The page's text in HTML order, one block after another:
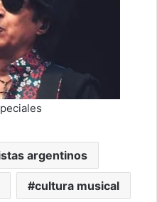
argentinos
cultura musical